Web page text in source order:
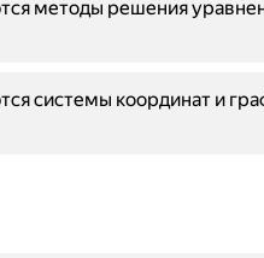
методы решения
системы координат и